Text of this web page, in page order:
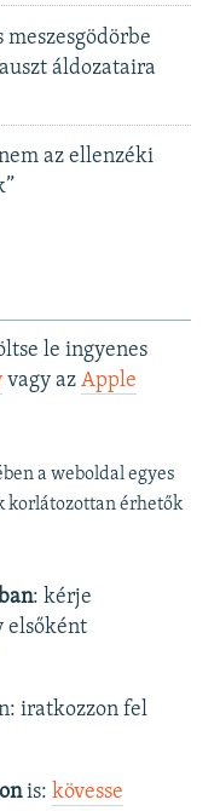
áldozataira
az ellenzéki
le ingyenes
vagy az Apple
a weboldal egyes
korlátozottan érhetők
: kérje
elsőként
iratkozzon fel
is: kövesse